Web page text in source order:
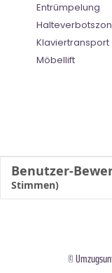
Entrümpelung
Klaviertransport
Möbellift
Benutzer-
Stimmen)
©